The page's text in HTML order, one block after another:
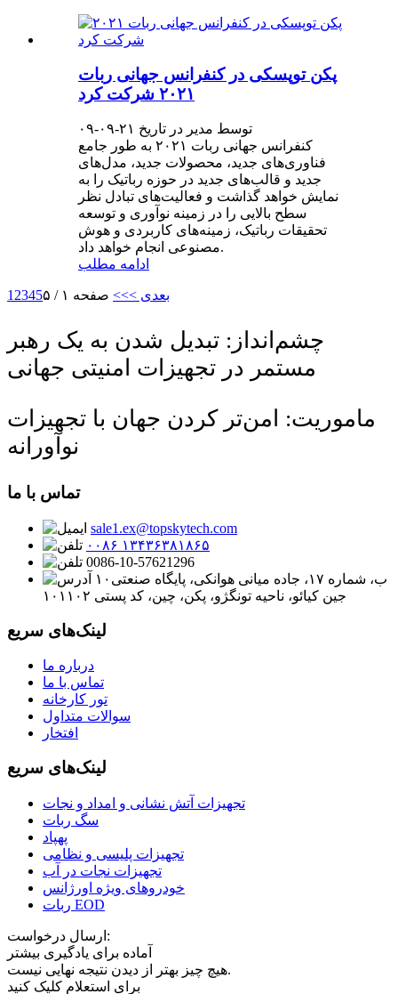
پکن توپسکی در کنفرانس جهانی ربات
۲۰۲۱ شرکت کرد
توسط مدیر در تاریخ ۲۱-۰۹-۰۹
کنفرانس جهانی ربات ۲۰۲۱ به طور جامع
فناوری‌های جدید، محصولات جدید، مدل‌های
جدید و قالب‌های جدید در حوزه رباتیک را به
نمایش خواهد گذاشت و فعالیت‌های تبادل نظر
سطح بالایی را در زمینه نوآوری و توسعه
تحقیقات رباتیک، زمینه‌های کاربردی و هوش
مصنوعی انجام خواهد داد.
ادامه مطلب
1 2345 بعدی >>> صفحه ۱ / ۵
چشم‌انداز: تبدیل شدن به یک رهبر
مستمر در تجهیزات امنیتی جهانی
ماموریت: امن‌تر کردن جهان با تجهیزات
نوآورانه
تماس با ما
sale1.ex@topskytech.com
۰۰۸۶ ۱۳۴۳۶۳۸۱۸۶۵
0086-10-57621296
۱۰ب، شماره ۱۷، جاده میانی هوانکی، پایگاه صنعتی
جین کیائو، ناحیه تونگژو، پکن، چین، کد پستی ۱۰۱۱۰۲
لینک‌های سریع
درباره ما
تماس با ما
تور کارخانه
سوالات متداول
افتخار
لینک‌های سریع
تجهیزات آتش نشانی و امداد و نجات
سگ ربات
پهپاد
تجهیزات پلیسی و نظامی
تجهیزات نجات در آب
خودروهای ویژه اورژانس
ربات EOD
ارسال درخواست:
آماده برای یادگیری بیشتر
هیچ چیز بهتر از دیدن نتیجه نهایی نیست.
برای استعلام کلیک کنید